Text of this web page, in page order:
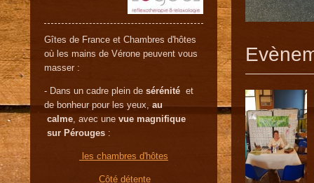
Gîtes de France et Chambres d'hôtes
où les mains de Vérone peuvent vous
masser :
- Dans un cadre plein de sérénitéet
de bonheur pour les yeux, au
calme, avec une vue magnifique
sur Pérouges:
les chambres d'hôtes
Côté détente